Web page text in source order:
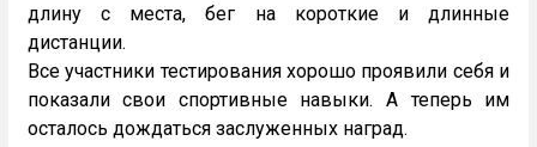
длину с места, бег на короткие и длинные
дистанции.
Все участники тестирования хорошо проявили себя и
показали свои спортивные навыки. А теперь им
осталось дождаться заслуженных наград.